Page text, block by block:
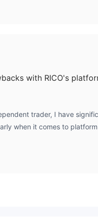
用，佔充值金額的10.68%。
和Twitter 上關注
that raises significant
products. RICO offers
(including mini and stock
within the BM&F
like real estate funds,
despite offering
couldn’t find clear
trader, I have
when it comes to
for me is that RICO
lack of regulatory